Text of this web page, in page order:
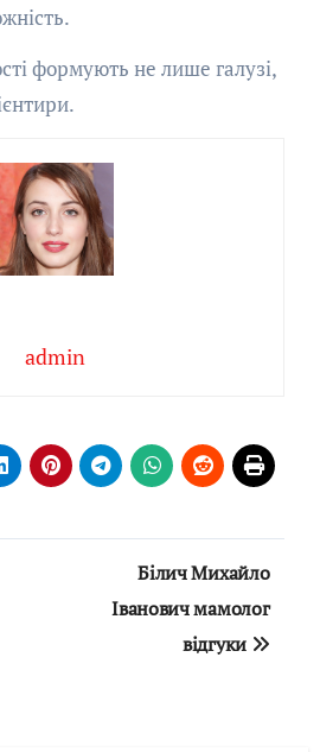
формують не лише галузі,
admin
Білич Михайло
Іванович мамолог
відгуки